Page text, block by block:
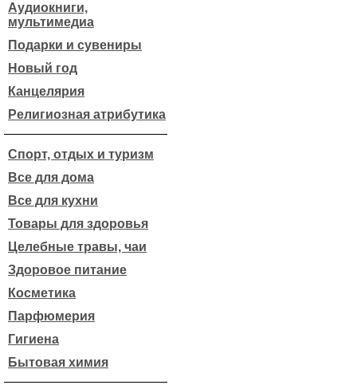
Аудиокниги,
мультимедиа
Подарки и сувениры
Новый год
Канцелярия
Религиозная атрибутика
Спорт, отдых и туризм
Все для дома
Все для кухни
Товары для здоровья
Целебные травы, чаи
Здоровое питание
Косметика
Парфюмерия
Гигиена
Бытовая химия